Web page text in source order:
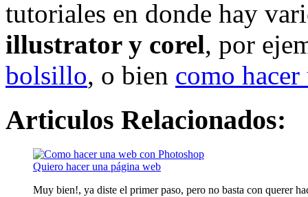
tutoriales en donde hay
illustrator y corel, por
bolsillo, o bien como
Articulos Relacionados:
Quiero hacer una página web
Muy bien!, ya diste el primer paso, pero no basta con querer